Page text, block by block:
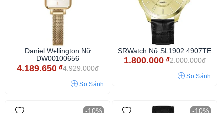
Daniel Wellington Nữ
DW00100656
4.189.650 ₫4.929.000đ
So Sánh
SRWatch Nữ SL1902.4907TE
1.800.000 ₫2.000.000đ
So Sánh
-10% -10%